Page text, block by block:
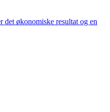
økonomiske resultat og en